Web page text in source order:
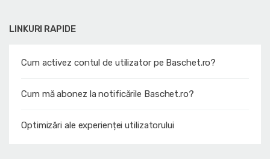
LINKURI RAPIDE
Cum activez contul de utilizator pe Baschet.ro?
Cum mă abonez la notificările Baschet.ro?
Optimizări ale experienței utilizatorului